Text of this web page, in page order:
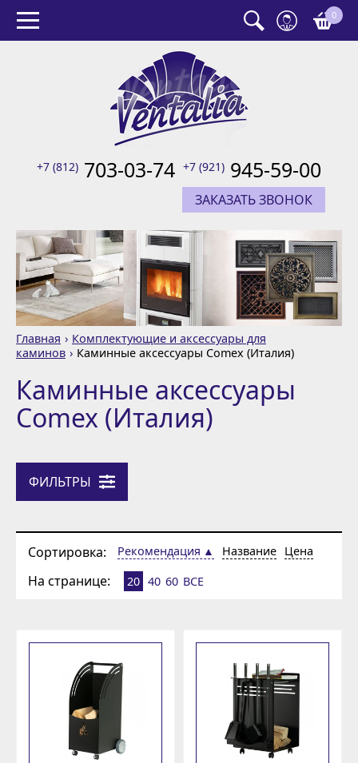
0
+7 (812) 703-03-74 +7 (921) 945-59-00
ЗАКАЗАТЬ ЗВОНОК
Главная
Комплектующие и аксессуары для
каминов
Каминные аксессуары Comex (Италия)
Каминные аксессуары
Comex (Италия)
ФИЛЬТРЫ
Сортировка: Рекомендация Название Цена
На странице: 20 40 60 ВСЕ